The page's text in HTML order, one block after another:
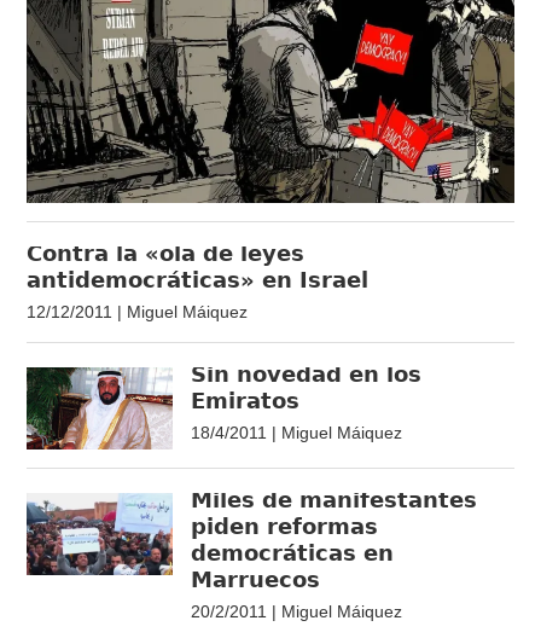
Contra la «ola de leyes
antidemocráticas» en Israel
12/12/2011 | Miguel Máiquez
Sin novedad en los
Emiratos
18/4/2011 | Miguel Máiquez
Miles de manifestantes
piden reformas
democráticas en
Marruecos
20/2/2011 | Miguel Máiquez